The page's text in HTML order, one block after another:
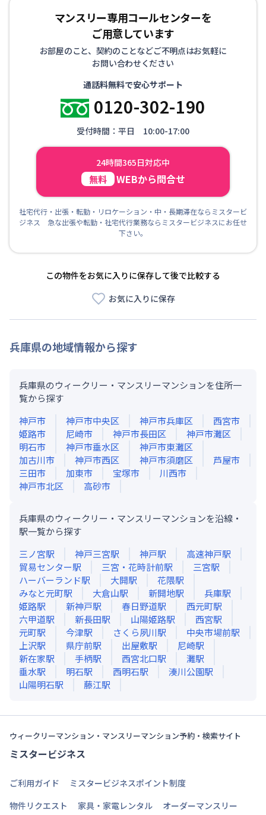
マンスリー専用コールセンターを
ご用意しています
お部屋のこと、契約のことなどご不明点はお気軽に
お問い合わせください
通話料無料で安心サポート
0120-302-190
受付時間：平日 10:00-17:00
24時間365日対応中
無料 WEBから問合せ
社宅代行・出張・転勤・リロケーション・中・長期滞在ならミスタービ
ジネス 急な出張や転勤・社宅代行業務ならミスタービジネスにお任せ
下さい。
この物件をお気に入りに保存して後で比較する
お気に入りに保存
兵庫県の地域情報から探す
兵庫県のウィークリー・マンスリーマンションを住所一
覧から探す
神戸市
神戸市中央区 神戸市兵庫区
西宮市
姫路市
尼崎市 神戸市長田区
神戸市灘区
明石市
神戸市垂水区
神戸市東灘区
加古川市
神戸市西区 神戸市須磨区
芦屋市
三田市
加東市 宝塚市
川西市
神戸市北区
高砂市
兵庫県のウィークリー・マンスリーマンションを沿線・
駅一覧から探す
三ノ宮駅 神戸三宮駅 神戸駅 高速神戸駅
貿易センター駅 三宮・花時計前駅 三宮駅
ハーバーランド駅 大開駅 花隈駅
みなと元町駅 大倉山駅 新開地駅 兵庫駅
姫路駅 新神戸駅 春日野道駅 西元町駅
六甲道駅 新長田駅 山陽姫路駅 西宮駅
元町駅 今津駅 さくら夙川駅 中央市場前駅
上沢駅 県庁前駅 出屋敷駅 尼崎駅
新在家駅 手柄駅 西宮北口駅 灘駅
垂水駅 明石駅 西明石駅 湊川公園駅
山陽明石駅 藤江駅
ウィークリーマンション・マンスリーマンション予約・検索サイト
ミスタービジネス
ご利用ガイド
ミスタービジネスポイント制度
物件リクエスト
家具・家電レンタル オーダーマンスリー